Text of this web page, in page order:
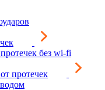
без wi-fi
протечек